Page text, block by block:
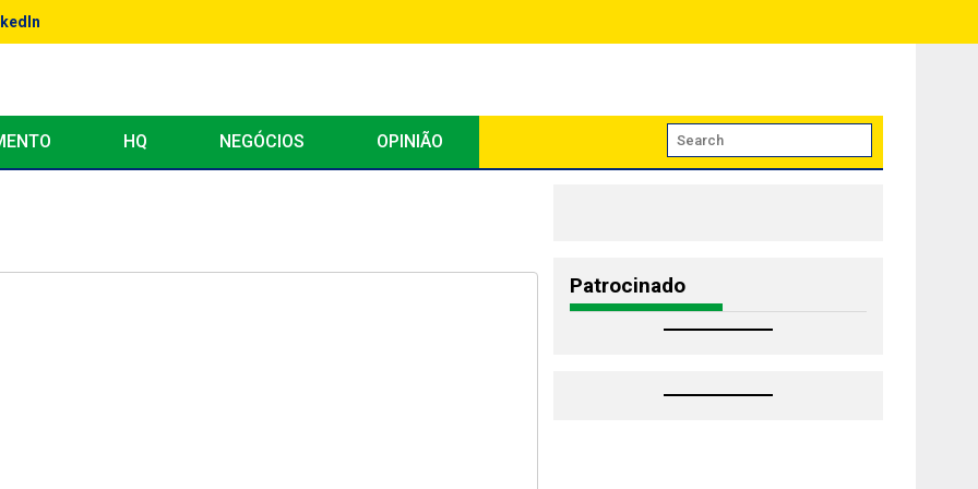
Ads: Como Testar e Otimizar Campanhas com Dados
HQ NEGÓCIOS OPINIÃO
Patrocinado